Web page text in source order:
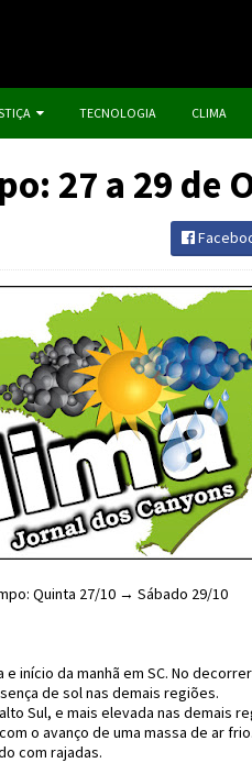
TECNOLOGIA CLIMA
27 a 29 de
Quinta 27/10 → Sábado 29/10
início da manhã em SC. No
de sol nas demais regiões.
Sul, e mais elevada nas demais
o avanço de uma massa de ar frio.
com rajadas.